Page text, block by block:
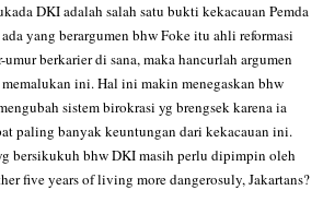
DKI adalah salah satu bukti kekacauan Pemda
yang berargumen bhw Foke itu ahli reformasi
berkarier di sana, maka hancurlah argumen
ini. Hal ini makin menegaskan bhw
sistem birokrasi yg brengsek karena ia
paling banyak keuntungan dari kekacauan ini.
bersikukuh bhw DKI masih perlu dipimpin oleh
five years of living more dangerosuly, Jakartans?